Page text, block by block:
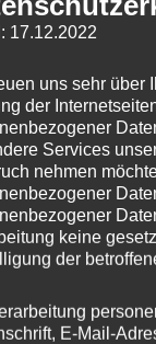
I. die
17.12.2022
uns sehr über
der
Services
nehmen
keine
der
E-Mail-